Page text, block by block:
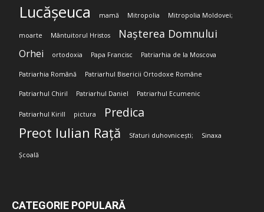
Lucășeuca mamă Mitropolia Mitropolia Moldovei;
moarte Mântuitorul Hristos Nașterea Domnului
Orhei ortodoxia Papa Francisc Patriarhia de la Moscova
Patriarhia Română Patriarhul Bisericii Ortodoxe Române
Patriarhul Chiril Patriarhul Daniel Patriarhul Ecumenic
Patriarhul Kirill pictura Predica
Preot Iulian Rață Sfaturi duhovnicești; Sinaxa
Școală
CATEGORIE POPULARĂ